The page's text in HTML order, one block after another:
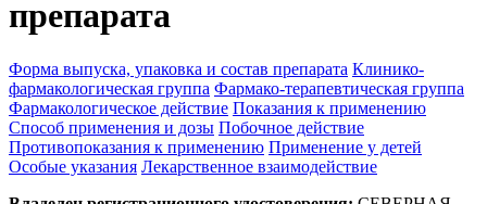
препарата
Форма выпуска, упаковка и состав препарата Клинико-
фармакологическая группа Фармако-терапевтическая группа
Фармакологическое действие Показания к применению
Способ применения и дозы Побочное действие
Противопоказания к применению Применение у детей
Особые указания Лекарственное взаимодействие